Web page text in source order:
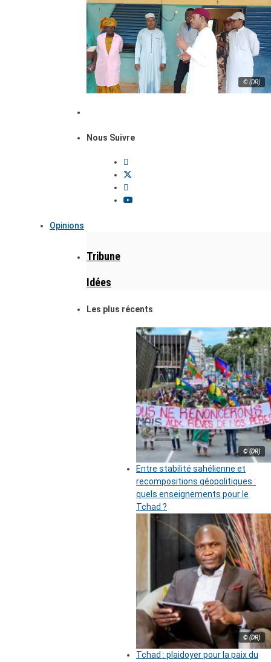
© (DR)
Nous Suivre
Opinions
Tribune
Idées
Les plus récents
© (DR)
Entre stabilité sahélienne et
recompositions géopolitiques :
quels enseignements pour le
Tchad ?
© (DR)
Tchad : plaidoyer pour la paix du